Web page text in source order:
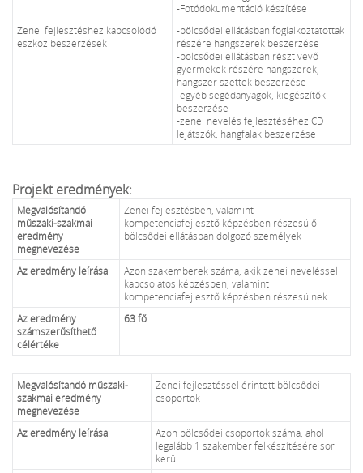
-Fotódokumentáció készítése
Zenei fejlesztéshez kapcsolódó
eszköz beszerzések
-bölcsődei ellátásban foglalkoztatottak
részére hangszerek beszerzése
-bölcsődei ellátásban részt vevő
gyermekek részére hangszerek,
hangszer szettek beszerzése
-egyéb segédanyagok, kiegészítők
beszerzése
-zenei nevelés fejlesztéséhez CD
lejátszók, hangfalak beszerzése
Projekt eredmények:
Megvalósítandó
műszaki-szakmai
eredmény
megnevezése
Zenei fejlesztésben, valamint
kompetenciafejlesztő képzésben részesülő
bölcsődei ellátásban dolgozó személyek
Az eredmény leírása
Azon szakemberek száma, akik zenei neveléssel
kapcsolatos képzésben, valamint
kompetenciafejlesztő képzésben részesülnek
Az eredmény
számszerűsíthető
célértéke
63 fő
Megvalósítandó műszaki-
szakmai eredmény
megnevezése
Zenei fejlesztéssel érintett bölcsődei
csoportok
Az eredmény leírása
Azon bölcsődei csoportok száma, ahol
legalább 1 szakember felkészítésére sor
kerül